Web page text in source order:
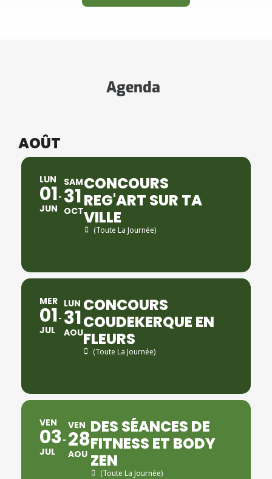
Agenda
AOÛT
LUN
01
JUN
SAM
31
OCT
CONCOURS
REG'ART SUR TA
VILLE
(Toute La Journée)
MER
01
JUL
LUN
31
AOU
CONCOURS
COUDEKERQUE EN
FLEURS
(Toute La Journée)
VEN
03
JUL
VEN
28
AOU
DES SÉANCES DE
FITNESS ET BODY
ZEN
(Toute La Journée)